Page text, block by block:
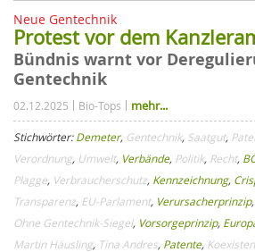
Neue Gentechnik
Protest vor dem
Bündnis warnt vor
Gentechnik
02.12.2025 Bio-Tops mehr...
Stichwörter:Demeter, Gentechnik, Saatgut,
Verordnung, Umwelt, Verbände, Politik, Recht,
Plagge, Verbraucherschutz, Kennzeichnung,
Transparenz, EU-Parlament, Verursacherprinzip,
Ohne Gentechnik-Siegel, Vorsorgeprinzip,
Martin Häusling, Tina Andres, Patente,